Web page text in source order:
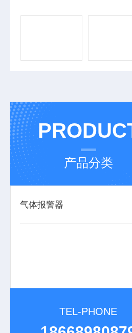
产品分类
气体报警器
TEL-PHONE